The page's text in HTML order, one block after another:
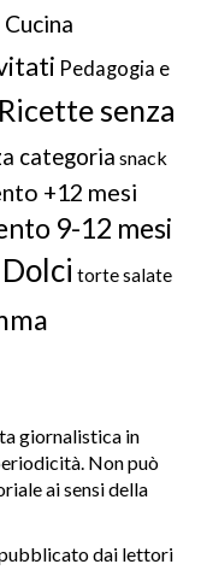
Pedagogia e
Ricette senza
categoria snack
+12 mesi
9-12 mesi
torte salate
giornalistica in
Non può
ai sensi della
pubblicato dai lettori